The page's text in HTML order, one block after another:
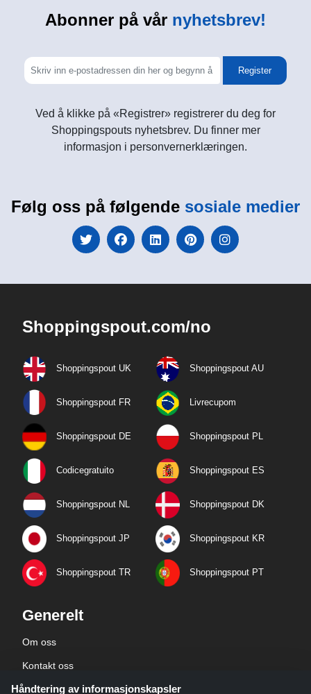
Abonner på vår nyhetsbrev!
Register
Ved å klikke på «Registrer» registrerer du deg for
Shoppingspouts nyhetsbrev. Du finner mer
informasjon i personvernerklæringen.
Følg oss på følgende sosiale medier
Shoppingspout.com/no
Shoppingspout UK Shoppingspout AU
Shoppingspout FR Livrecupom
Shoppingspout DE Shoppingspout PL
Codicegratuito Shoppingspout ES
Shoppingspout NL Shoppingspout DK
Shoppingspout JP Shoppingspout KR
Shoppingspout TR Shoppingspout PT
Generelt
Om oss
Kontakt oss
Bedriftsinformasjon
Håndtering av informasjonskapsler